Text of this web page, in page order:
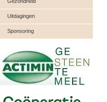
Uitdagingen
Sponsoring